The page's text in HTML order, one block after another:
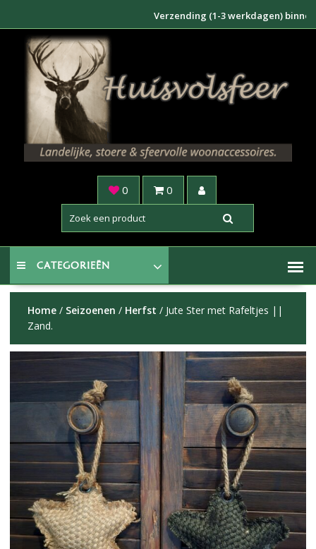
inhoud
Verzending (1-3 werkdagen) binnen
0 0
CATEGORIEËN
Home/ Seizoenen / Herfst / Jute Ster met Rafeltjes ||
Zand.